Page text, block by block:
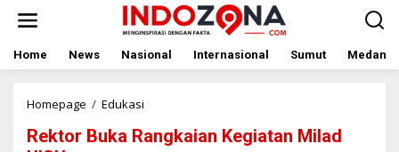
Home News Nasional Internasional Sumut Medan
Homepage / Edukasi
Rangkaian
Rektor Buka Rangkaian Kegiatan Milad